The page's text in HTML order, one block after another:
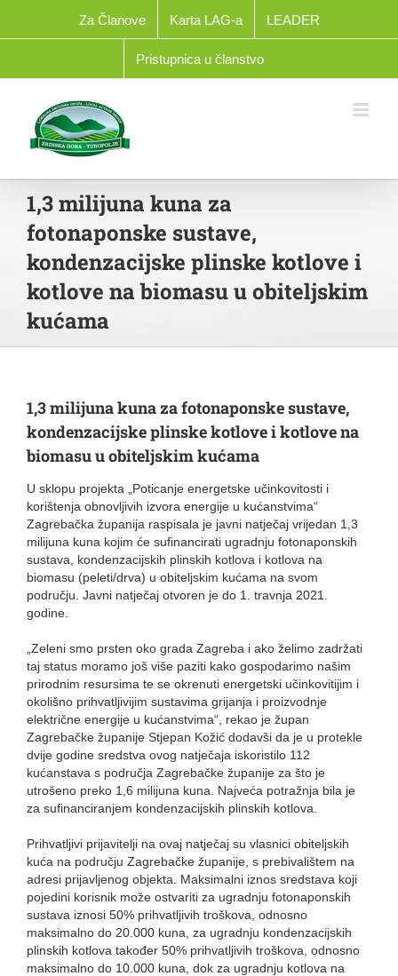
content
Za Članove Karta LAG-a LEADER
Pristupnica u članstvo
1,3 milijuna kuna za
fotonaponske sustave,
kondenzacijske plinske kotlove i
kotlove na biomasu u obiteljskim
kućama
1,3 milijuna kuna za fotonaponske sustave,
kondenzacijske plinske kotlove i kotlove na
biomasu u obiteljskim kućama
U sklopu projekta „Poticanje energetske učinkovitosti i
korištenja obnovljivih izvora energije u kućanstvima“
Zagrebačka županija raspisala je javni natječaj vrijedan 1,3
milijuna kuna kojim će sufinancirati ugradnju fotonaponskih
sustava, kondenzacijskih plinskih kotlova i kotlova na
biomasu (peleti/drva) u obiteljskim kućama na svom
području. Javni natječaj otvoren je do 1. travnja 2021.
godine.
„Zeleni smo prsten oko grada Zagreba i ako želimo zadržati
taj status moramo još više paziti kako gospodarimo našim
prirodnim resursima te se okrenuti energetski učinkovitijim i
okolišno prihvatljivijim sustavima grijanja i proizvodnje
električne energije u kućanstvima“, rekao je župan
Zagrebačke županije Stjepan Kožić dodavši da je u protekle
dvije godine sredstva ovog natječaja iskoristilo 112
kućanstava s područja Zagrebačke županije za što je
utrošeno preko 1,6 milijuna kuna. Najveća potražnja bila je
za sufinanciranjem kondenzacijskih plinskih kotlova.
Prihvatljivi prijavitelji na ovaj natječaj su vlasnici obiteljskih
kuća na području Zagrebačke županije, s prebivalištem na
adresi prijavljenog objekta. Maksimalni iznos sredstava koji
pojedini korisnik može ostvariti za ugradnju fotonaponskih
sustava iznosi 50% prihvatljivih troškova, odnosno
maksimalno do 20.000 kuna, za ugradnju kondenzacijskih
plinskih kotlova također 50% prihvatljivih troškova, odnosno
maksimalno do 10.000 kuna, dok za ugradnju kotlova na